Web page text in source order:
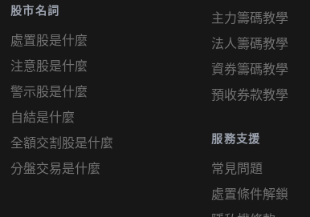
股市名詞
處置股是什麼
注意股是什麼
警示股是什麼
自結是什麼
全額交割股是什麼
分盤交易是什麼
主力籌碼教學
法人籌碼教學
資券籌碼教學
預收券款教學
服務支援
常見問題
處置條件解鎖